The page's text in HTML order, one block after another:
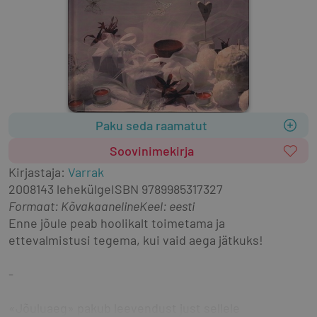
Paku seda raamatut
Soovinimekirja
Kirjastaja: Varrak
2008143 lehekülgeISBN 9789985317327
Formaat: KõvakaanelineKeel: eesti
Enne jõule peab hoolikalt toimetama ja
ettevalmistusi tegema, kui vaid aega jätkuks!
-